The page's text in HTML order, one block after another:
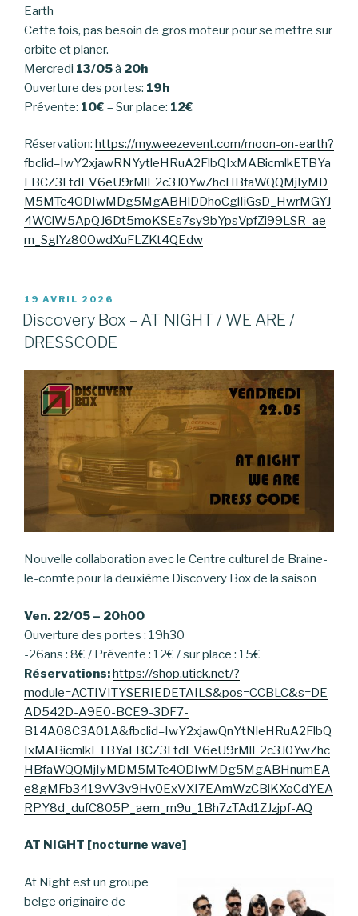
Earth
Cette fois, pas besoin de gros moteur pour se mettre sur
orbite et planer.
Mercredi 13/05à 20h
Ouverture des portes: 19h
Prévente: 10€ – Sur place: 12€
Réservation: https://my.weezevent.com/moon-on-earth?
fbclid=IwY2xjawRNYytleHRuA2FlbQIxMABicmlkETBYa
FBCZ3FtdEV6eU9rMlE2c3J0YwZhcHBfaWQQMjIyMD
M5MTc4ODIwMDg5MgABHlDDhoCglIiGsD_HwrMGYJ
4WClW5ApQJ6Dt5moKSEs7sy9bYpsVpfZi99LSR_ae
m_SglYz80OwdXuFLZKt4QEdw
PUBLIÉ
LE
19 AVRIL 2026
Discovery Box – AT NIGHT / WE ARE /
DRESSCODE
Nouvelle collaboration avec le Centre culturel de Braine-
le-comte pour la deuxième Discovery Box de la saison
Ven. 22/05 – 20h00
Ouverture des portes : 19h30
-26ans : 8€ / Prévente : 12€ / sur place : 15€
Réservations:https://shop.utick.net/?
module=ACTIVITYSERIEDETAILS&pos=CCBLC&s=DE
AD542D-A9E0-BCE9-3DF7-
B14A08C3A01A&fbclid=IwY2xjawQnYtNleHRuA2FlbQ
IxMABicmlkETBYaFBCZ3FtdEV6eU9rMlE2c3J0YwZhc
HBfaWQQMjIyMDM5MTc4ODIwMDg5MgABHnumEA
e8gMFb3419vV3v9Hv0ExVXI7EAmWzCBiKXoCdYEA
RPY8d_dufC805P_aem_m9u_1Bh7zTAd1ZJzjpf-AQ
AT NIGHT [nocturne wave]
At Night est un groupe
belge originaire de